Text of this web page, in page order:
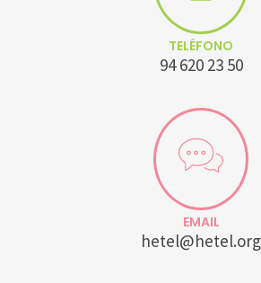
TELÉFONO
94 620 23 50
EMAIL
hetel@hetel.org